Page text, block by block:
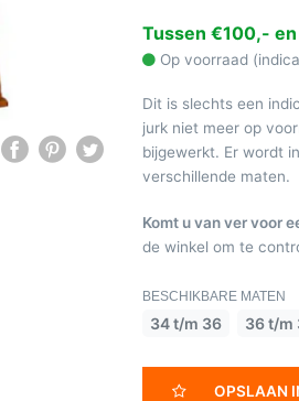
Tussen €100,-
Op voorraad
Dit is slechts een
jurk niet meer op
bijgewerkt. Er wordt
verschillende maten.
Komt u van ver voor
de winkel om te
BESCHIKBARE MATEN
34 t/m 36 36 t/m
OPSLAAN